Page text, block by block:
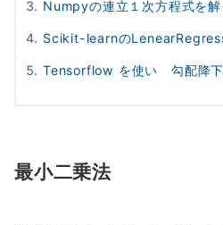
Numpyの連立１次方程式を解
Scikit-learnの
Tensorflow を使い 勾配降下
最小二乗法